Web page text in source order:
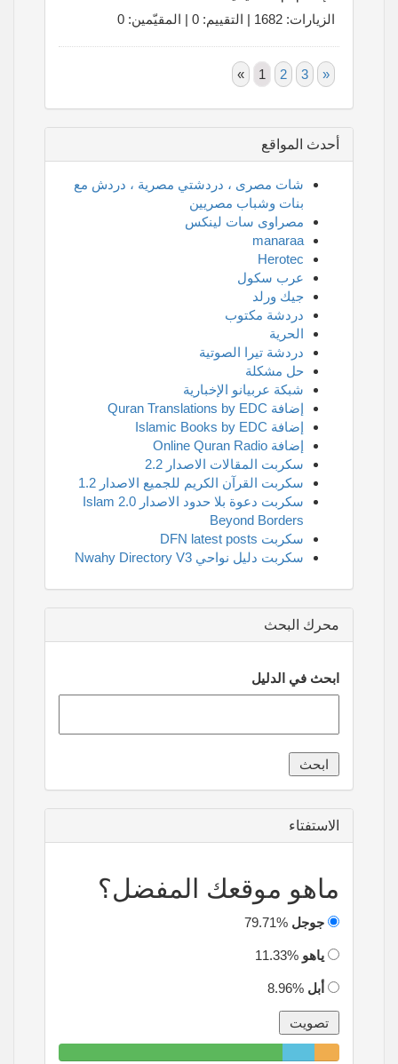
الزيارات: 1682 | التقييم: 0 | المقيّمين: 0
« 1 2 3 »
أحدث المواقع
شات مصرى ، دردشتي مصرية ، دردش مع
بنات وشباب مصريين
مصراوى سات لينكس
manaraa
Herotec
عرب سكول
جيك ورلد
دردشة مكتوب
الحرية
دردشة تيرا الصوتية
حل مشكلة
شبكة عربيانو الإخبارية
إضافة Quran Translations by EDC
إضافة Islamic Books by EDC
إضافة Online Quran Radio
سكربت المقالات الاصدار 2.2
سكربت القرآن الكريم للجميع الاصدار 1.2
سكربت دعوة بلا حدود الاصدار 2.0 Islam
Beyond Borders
سكربت DFN latest posts
سكربت دليل نواحي Nwahy Directory V3
محرك البحث
ابحث في الدليل
الاستفتاء
ماهو موقعك المفضل؟
جوجل
ياهو
أبل